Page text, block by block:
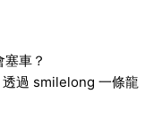
車？
過 smilelong 一條龍